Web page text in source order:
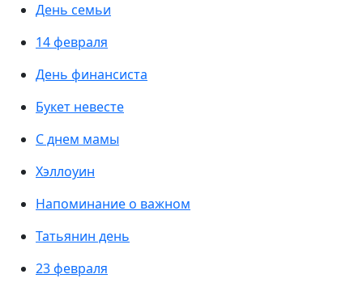
День семьи
14 февраля
День финансиста
Букет невесте
С днем мамы
Хэллоуин
Напоминание о важном
Татьянин день
23 февраля